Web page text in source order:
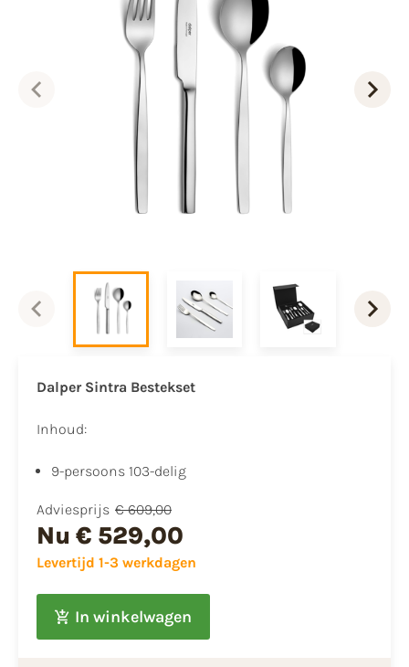
Dalper Sintra Bestekset
Inhoud:
​9-persoons 103-delig
Adviesprijs € 609,00
Nu € 529,00
Levertijd 1-3 werkdagen
In winkelwagen